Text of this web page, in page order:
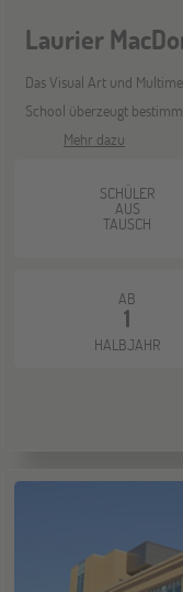
26
Laurier
Das Visual Art und
School überzeugt
Mehr dazu
SCHÜLER
AUS
TAUSCH
AB
1
HALBJAHR